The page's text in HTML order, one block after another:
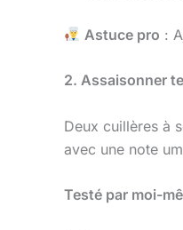
Astuce pro :
2. Assaisonner
Deux cuillères à
avec une note
Testé par moi-